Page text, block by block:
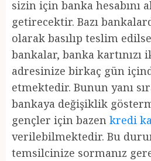
sizin için banka hesabını
getirecektir. Bazı
olarak basılıp teslim
bankalar, banka kartınızı
adresinize birkaç gün
etmektedir. Bunun yanı
bankaya değişiklik
gençler için bazen kredi
verilebilmektedir. Bu
temsilcinize sormanız